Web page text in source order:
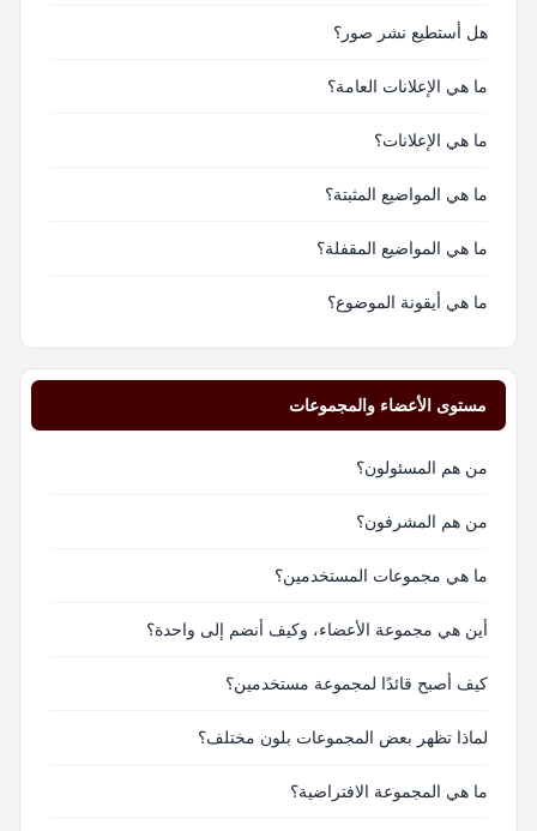
هل أستطيع نشر صور؟
ما هي الإعلانات العامة؟
ما هي الإعلانات؟
ما هي المواضيع المثبتة؟
ما هي المواضيع المقفلة؟
ما هي أيقونة الموضوع؟
مستوى الأعضاء والمجموعات
من هم المسئولون؟
من هم المشرفون؟
ما هي مجموعات المستخدمين؟
أين هي مجموعة الأعضاء، وكيف أنضم إلى واحدة؟
كيف أصبح قائدًا لمجموعة مستخدمين؟
لماذا تظهر بعض المجموعات بلون مختلف؟
ما هي المجموعة الافتراضية؟